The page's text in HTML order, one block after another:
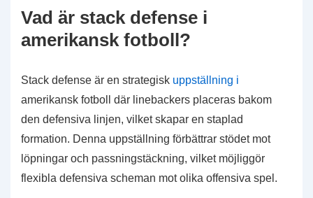
Vad är stack defense i
amerikansk fotboll?
Stack defense är en strategisk uppställning i
amerikansk fotboll där linebackers placeras bakom
den defensiva linjen, vilket skapar en staplad
formation. Denna uppställning förbättrar stödet mot
löpningar och passningstäckning, vilket möjliggör
flexibla defensiva scheman mot olika offensiva spel.